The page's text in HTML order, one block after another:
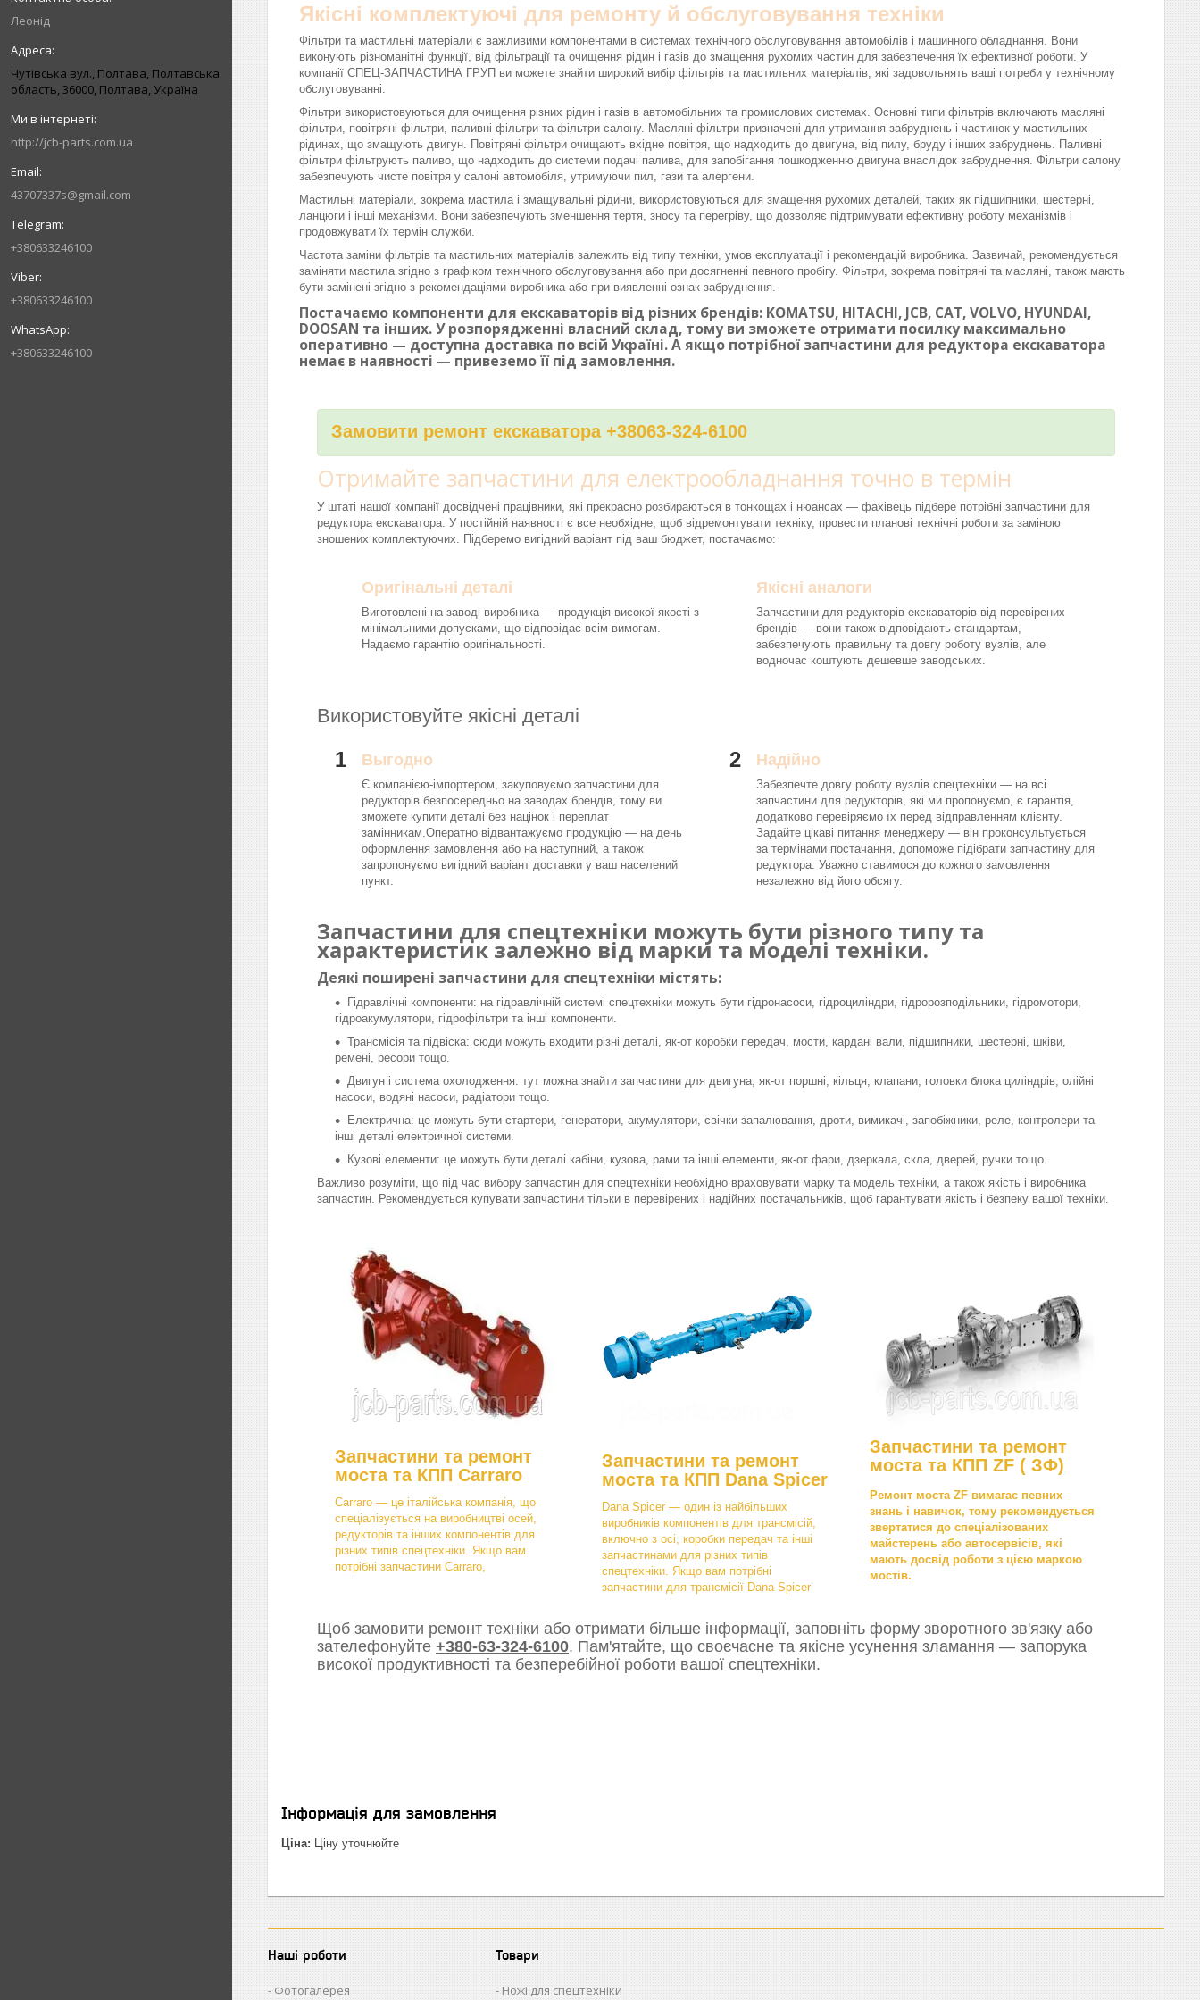
Леонід
Чутівська вул., Полтава, Полтавська
область, 36000, Полтава, Україна
http://jcb-parts.com.ua
43707337s@gmail.com
+380633246100
+380633246100
+380633246100
Якісні комплектуючі для ремонту й обслуговування техніки
Фільтри та мастильні матеріали є важливими компонентами в системах технічного обслуговування автомобілів і машинного обладнання. Вони
виконують різноманітні функції, від фільтрації та очищення рідин і газів до змащення рухомих частин для забезпечення їх ефективної роботи. У
компанії СПЕЦ-ЗАПЧАСТИНА ГРУП ви можете знайти широкий вибір фільтрів та мастильних матеріалів, які задовольнять ваші потреби у технічному
обслуговуванні.
Фільтри використовуються для очищення різних рідин і газів в автомобільних та промислових системах. Основні типи фільтрів включають масляні
фільтри, повітряні фільтри, паливні фільтри та фільтри салону. Масляні фільтри призначені для утримання забруднень і частинок у мастильних
рідинах, що змащують двигун. Повітряні фільтри очищають вхідне повітря, що надходить до двигуна, від пилу, бруду і інших забруднень. Паливні
фільтри фільтрують паливо, що надходить до системи подачі палива, для запобігання пошкодженню двигуна внаслідок забруднення. Фільтри салону
забезпечують чисте повітря у салоні автомобіля, утримуючи пил, гази та алергени.
Мастильні матеріали, зокрема мастила і змащувальні рідини, використовуються для змащення рухомих деталей, таких як підшипники, шестерні,
ланцюги і інші механізми. Вони забезпечують зменшення тертя, зносу та перегріву, що дозволяє підтримувати ефективну роботу механізмів і
продовжувати їх термін служби.
Частота заміни фільтрів та мастильних матеріалів залежить від типу техніки, умов експлуатації і рекомендацій виробника. Зазвичай, рекомендується
заміняти мастила згідно з графіком технічного обслуговування або при досягненні певного пробігу. Фільтри, зокрема повітряні та масляні, також мають
бути замінені згідно з рекомендаціями виробника або при виявленні ознак забруднення.
Постачаємо компоненти для екскаваторів від різних брендів: KOMATSU, HITACHI, JCB, CAT, VOLVO, HYUNDAI,
DOOSAN та інших. У розпорядженні власний склад, тому ви зможете отримати посилку максимально
оперативно — доступна доставка по всій Україні. А якщо потрібної запчастини для редуктора екскаватора
немає в наявності — привеземо її під замовлення.
Замовити ремонт екскаватора +38063-324-6100
Отримайте запчастини для електрообладнання точно в термін
У штаті нашої компанії досвідчені працівники, які прекрасно розбираються в тонкощах і нюансах — фахівець підбере потрібні запчастини для
редуктора екскаватора. У постійній наявності є все необхідне, щоб відремонтувати техніку, провести планові технічні роботи за заміною
зношених комплектуючих. Підберемо вигідний варіант під ваш бюджет, постачаємо:
Оригінальні деталі
Виготовлені на заводі виробника — продукція високої якості з
мінімальними допусками, що відповідає всім вимогам.
Надаємо гарантію оригінальності.
Якісні аналоги
Запчастини для редукторів екскаваторів від перевірених
брендів — вони також відповідають стандартам,
забезпечують правильну та довгу роботу вузлів, але
водночас коштують дешевше заводських.
Використовуйте якісні деталі
1 Выгодно
Є компанією-імпортером, закуповуємо запчастини для
редукторів безпосередньо на заводах брендів, тому ви
зможете купити деталі без націнок і переплат
замінникам.Оператно відвантажуємо продукцію — на день
оформлення замовлення або на наступний, а також
запропонуємо вигідний варіант доставки у ваш населений
пункт.
2 Надійно
Забезпечте довгу роботу вузлів спецтехніки — на всі
запчастини для редукторів, які ми пропонуємо, є гарантія,
додатково перевіряємо їх перед відправленням клієнту.
Задайте цікаві питання менеджеру — він проконсультується
за термінами постачання, допоможе підібрати запчастину для
редуктора. Уважно ставимося до кожного замовлення
незалежно від його обсягу.
Запчастини для спецтехніки можуть бути різного типу та
характеристик залежно від марки та моделі техніки.
Деякі поширені запчастини для спецтехніки містять:
Гідравлічні компоненти: на гідравлічній системі спецтехніки можуть бути гідронасоси, гідроциліндри, гідророзподільники, гідромотори,
гідроакумулятори, гідрофільтри та інші компоненти.
Трансмісія та підвіска: сюди можуть входити різні деталі, як-от коробки передач, мости, кардані вали, підшипники, шестерні, шківи,
ремені, ресори тощо.
Двигун і система охолодження: тут можна знайти запчастини для двигуна, як-от поршні, кільця, клапани, головки блока циліндрів, олійні
насоси, водяні насоси, радіатори тощо.
Електрична: це можуть бути стартери, генератори, акумулятори, свічки запалювання, дроти, вимикачі, запобіжники, реле, контролери та
інші деталі електричної системи.
Кузові елементи: це можуть бути деталі кабіни, кузова, рами та інші елементи, як-от фари, дзеркала, скла, дверей, ручки тощо.
Важливо розуміти, що під час вибору запчастин для спецтехніки необхідно враховувати марку та модель техніки, а також якість і виробника
запчастин. Рекомендується купувати запчастини тільки в перевірених і надійних постачальників, щоб гарантувати якість і безпеку вашої техніки.
Запчастини та ремонт
моста та КПП Carraro
Carraro — це італійська компанія, що
спеціалізується на виробництві осей,
редукторів та інших компонентів для
різних типів спецтехніки. Якщо вам
потрібні запчастини Carraro,
Запчастини та ремонт
моста та КПП Dana Spicer
Dana Spicer — один із найбільших
виробників компонентів для трансмісій,
включно з осі, коробки передач та інші
запчастинами для різних типів
спецтехніки. Якщо вам потрібні
запчастини для трансмісії Dana Spicer
Запчастини та ремонт
моста та КПП ZF ( ЗФ)
Ремонт моста ZF вимагає певних
знань і навичок, тому рекомендується
звертатися до спеціалізованих
майстерень або автосервісів, які
мають досвід роботи з цією маркою
мостів.
Щоб замовити ремонт техніки або отримати більше інформації, заповніть форму зворотного зв'язку або
зателефонуйте +380-63-324-6100. Пам'ятайте, що своєчасне та якісне усунення зламання — запорука
високої продуктивності та безперебійної роботи вашої спецтехніки.
Інформація для замовлення
Ціна: Ціну уточнюйте
Наші роботи
Фотогалерея
Товари
Ножі для спецтехніки